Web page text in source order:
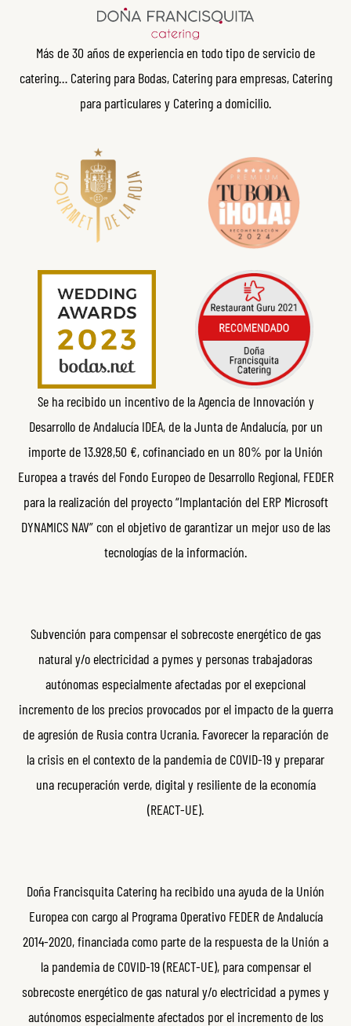
Más de 30 años de experiencia en todo tipo de servicio de
catering… Catering para Bodas, Catering para empresas, Catering
para particulares y Catering a domicilio.
Se ha recibido un incentivo de la Agencia de Innovación y
Desarrollo de Andalucía IDEA, de la Junta de Andalucía, por un
importe de 13.928,50 €, cofinanciado en un 80% por la Unión
Europea a través del Fondo Europeo de Desarrollo Regional, FEDER
para la realización del proyecto “Implantación del ERP Microsoft
DYNAMICS NAV” con el objetivo de garantizar un mejor uso de las
tecnologías de la información.
Subvención para compensar el sobrecoste energético de gas
natural y/o electricidad a pymes y personas trabajadoras
autónomas especialmente afectadas por el exepcional
incremento de los precios provocados por el impacto de la guerra
de agresión de Rusia contra Ucrania. Favorecer la reparación de
la crisis en el contexto de la pandemia de COVID-19 y preparar
una recuperación verde, digital y resiliente de la economía
(REACT-UE).
Doña Francisquita Catering ha recibido una ayuda de la Unión
Europea con cargo al Programa Operativo FEDER de Andalucía
2014-2020, financiada como parte de la respuesta de la Unión a
la pandemia de COVID-19 (REACT-UE), para compensar el
sobrecoste energético de gas natural y/o electricidad a pymes y
autónomos especialmente afectados por el incremento de los